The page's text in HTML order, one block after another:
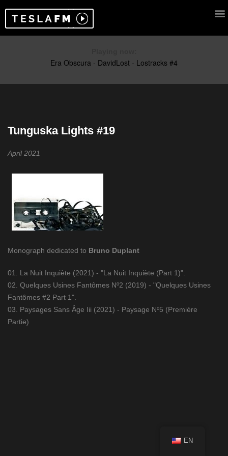
Tunguska Lights #19
April 2021
Monograph dedicated to Bruno Duplant
01. La Nuit Inquiète (2021) - "La Nuit Inquiète (Part 1)".
02. Quelques Usines Fantômes Nº2 (2019) - "Quelques Usines
Fantômes #2 Part 1".
03. Paysages Sans Âge Iii (2021) - Paysage Nº5 (Première
Partie)
EN